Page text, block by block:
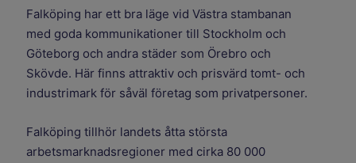
Falköping har ett bra läge vid Västra stambanan
med goda kommunikationer till Stockholm och
Göteborg och andra städer som Örebro och
Skövde. Här finns attraktiv och prisvärd tomt- och
industrimark för såväl företag som privatpersoner.
Falköping tillhör landets åtta största
arbetsmarknadsregioner med cirka 80 000